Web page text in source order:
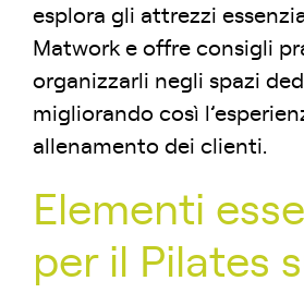
esplora gli attrezzi
Matwork e offre consigli
organizzarli negli spazi
migliorando così
allenamento dei clienti.
Elementi
per il Pilates